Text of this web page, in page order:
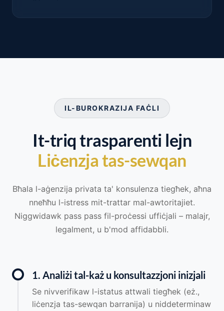
IL-BUROKRAZIJA FAĊLI
It-triq trasparenti lejn
Liċenzja tas-sewqan
Bħala l-aġenzija privata ta' konsulenza tiegħek, aħna
nneħħu l-istress mit-trattar mal-awtoritajiet.
Niggwidawk pass pass fil-proċessi uffiċjali – malajr,
legalment, u b'mod affidabbli.
1. Analiżi tal-każ u konsultazzjoni inizjali
Se nivverifikaw l-istatus attwali tiegħek (eż.,
liċenzja tas-sewqan barranija) u niddeterminaw